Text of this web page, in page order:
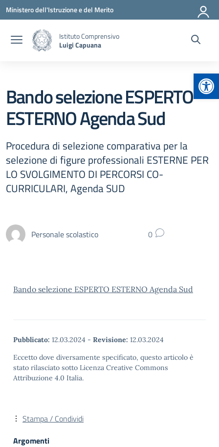
Vai ai contenuti
Vai al menu di navigazione
Vai al footer
Ministero dell'Istruzione e del Merito
Istituto Comprensivo
Luigi Capuana
Bando selezione ESPERTO
ESTERNO Agenda Sud
Procedura di selezione comparativa per la
selezione di figure professionali ESTERNE PER
LO SVOLGIMENTO DI PERCORSI CO-
CURRICULARI, Agenda SUD
Personale scolastico 0
Bando selezione ESPERTO ESTERNO Agenda Sud
Pubblicato: 12.03.2024 - Revisione: 12.03.2024
Eccetto dove diversamente specificato, questo articolo è
stato rilasciato sotto Licenza Creative Commons
Attribuzione 4.0 Italia.
Stampa / Condividi
Argomenti